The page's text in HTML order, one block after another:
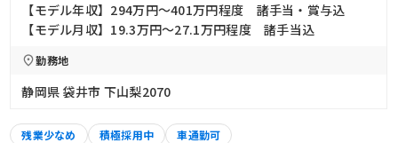
【モデル年収】294万円〜401万円程度 諸手当・賞与込
【モデル月収】19.3万円〜27.1万円程度 諸手当込
勤務地
静岡県 袋井市 下山梨2070
残業少なめ 積極採用中 車通勤可